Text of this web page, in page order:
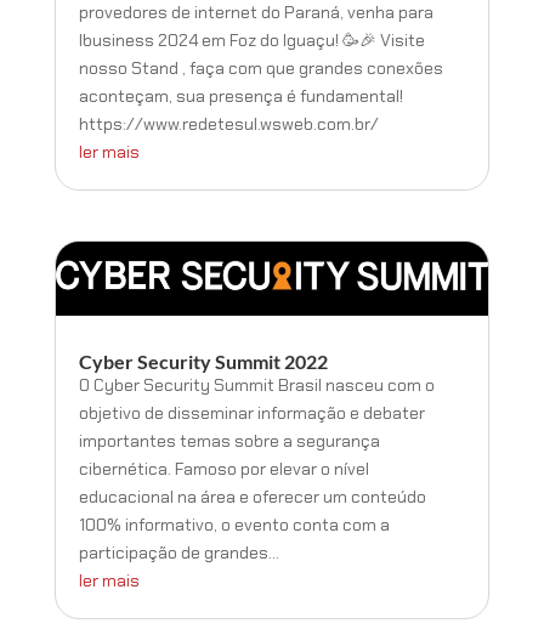
provedores de internet do Paraná, venha para
Ibusiness 2024 em Foz do Iguaçu! 🥳🎉 Visite
nosso Stand , faça com que grandes conexões
aconteçam, sua presença é fundamental!
https://www.redetesul.wsweb.com.br/
ler mais
Cyber Security Summit 2022
O Cyber Security Summit Brasil nasceu com o
objetivo de disseminar informação e debater
importantes temas sobre a segurança
cibernética. Famoso por elevar o nível
educacional na área e oferecer um conteúdo
100% informativo, o evento conta com a
participação de grandes...
ler mais